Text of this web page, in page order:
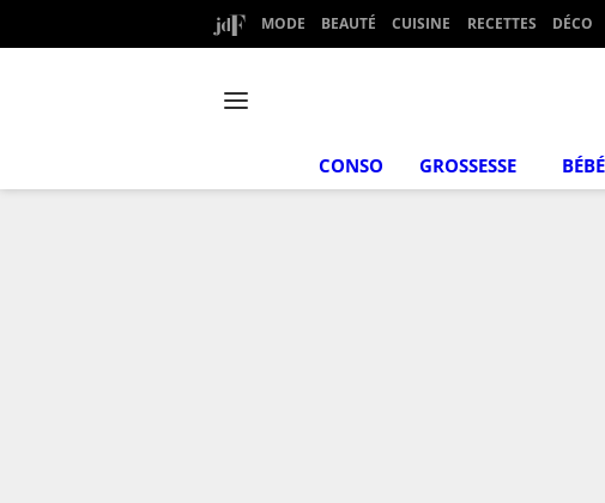
MODE BEAUTÉ CUISINE RECETTES DÉCO
CONSO GROSSESSE BÉBÉ